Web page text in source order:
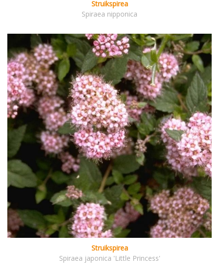
Struikspirea
Spiraea nipponica
Struikspirea
Spiraea japonica 'Little Princess'